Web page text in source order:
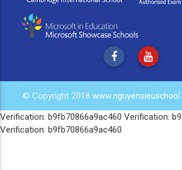
© Copyright 2018
Verification: b9fb70866a9ac460 Verification:
Verification: b9fb70866a9ac460